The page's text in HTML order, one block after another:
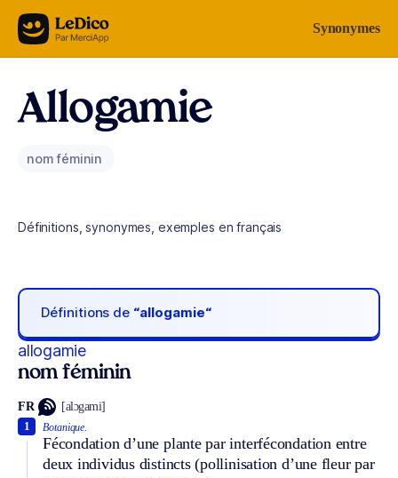
Aller au contenu Synonymes
Allogamie
nom féminin
Définitions, synonymes, exemples en français
Définitions de “allogamie“
allogamie
nom féminin
FR [alɔgami]
Botanique.
Fécondation d’une plante par interfécondation entre
deux individus distincts (pollinisation d’une fleur par
1